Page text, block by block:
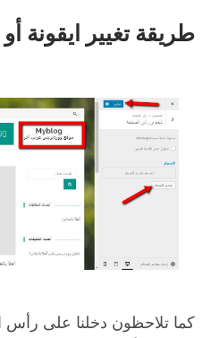
طريقة تغيير ايقونة